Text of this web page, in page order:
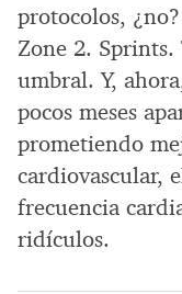
protocolos,
Zone 2. Sprints.
umbral. Y,
pocos meses
prometiendo
cardiovascular,
frecuencia
ridículos.